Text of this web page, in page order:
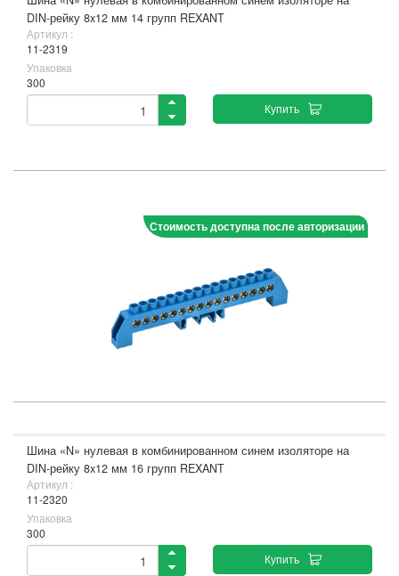
DIN-рейку 8x12 мм 14 групп REXANT
Артикул :
11-2319
Упаковка
300
Купить
Стоимость доступна после авторизации
Шина «N» нулевая в комбинированном синем изоляторе на
DIN-рейку 8x12 мм 16 групп REXANT
Артикул :
11-2320
Упаковка
300
Купить